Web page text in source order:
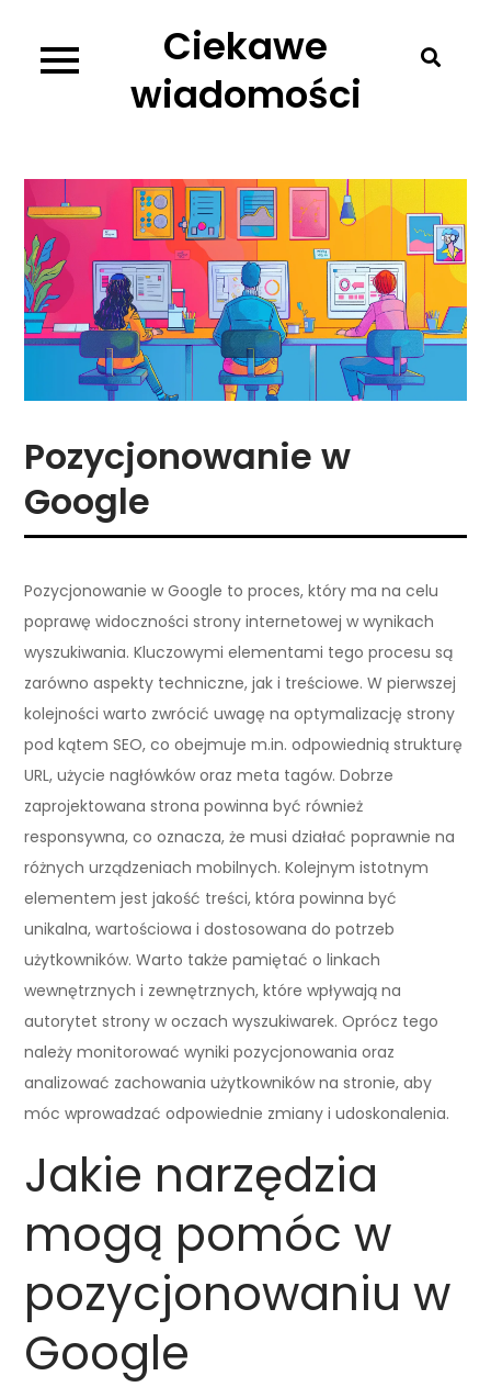
content
Ciekawe
wiadomości
Pozycjonowanie w
Google
Pozycjonowanie w Google to proces, który ma na celu
poprawę widoczności strony internetowej w wynikach
wyszukiwania. Kluczowymi elementami tego procesu są
zarówno aspekty techniczne, jak i treściowe. W pierwszej
kolejności warto zwrócić uwagę na optymalizację strony
pod kątem SEO, co obejmuje m.in. odpowiednią strukturę
URL, użycie nagłówków oraz meta tagów. Dobrze
zaprojektowana strona powinna być również
responsywna, co oznacza, że musi działać poprawnie na
różnych urządzeniach mobilnych. Kolejnym istotnym
elementem jest jakość treści, która powinna być
unikalna, wartościowa i dostosowana do potrzeb
użytkowników. Warto także pamiętać o linkach
wewnętrznych i zewnętrznych, które wpływają na
autorytet strony w oczach wyszukiwarek. Oprócz tego
należy monitorować wyniki pozycjonowania oraz
analizować zachowania użytkowników na stronie, aby
móc wprowadzać odpowiednie zmiany i udoskonalenia.
Jakie narzędzia
mogą pomóc w
pozycjonowaniu w
Google